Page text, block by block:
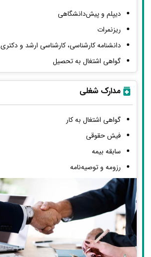
دیپلم و پیش‌دانشگاهی
ریزنمرات
دانشنامه کارشناسی، کارشناسی ارشد و دکتری
گواهی اشتغال به تحصیل
مدارک شغلی
گواهی اشتغال به کار
فیش حقوقی
سابقه بیمه
رزومه و توصیه‌نامه